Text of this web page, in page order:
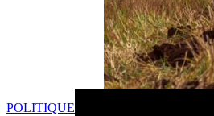
POLITIQUE